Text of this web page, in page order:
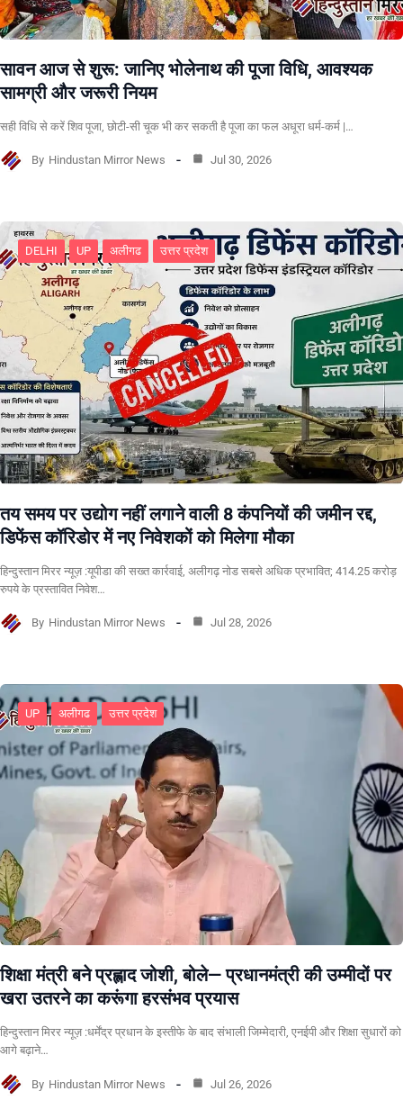
सावन आज से शुरू: जानिए भोलेनाथ की पूजा विधि, आवश्यक
सामग्री और जरूरी नियम
सही विधि से करें शिव पूजा, छोटी-सी चूक भी कर सकती है पूजा का फल अधूरा धर्म-कर्म |…
By Hindustan Mirror News Jul 30, 2026
DELHI UP अलीगढ उत्तर प्रदेश
तय समय पर उद्योग नहीं लगाने वाली 8 कंपनियों की जमीन रद्द,
डिफेंस कॉरिडोर में नए निवेशकों को मिलेगा मौका
हिन्दुस्तान मिरर न्यूज़ :यूपीडा की सख्त कार्रवाई, अलीगढ़ नोड सबसे अधिक प्रभावित; 414.25 करोड़
रुपये के प्रस्तावित निवेश…
By Hindustan Mirror News Jul 28, 2026
UP अलीगढ उत्तर प्रदेश
शिक्षा मंत्री बने प्रह्लाद जोशी, बोले— प्रधानमंत्री की उम्मीदों पर
खरा उतरने का करूंगा हरसंभव प्रयास
हिन्दुस्तान मिरर न्यूज़ :धर्मेंद्र प्रधान के इस्तीफे के बाद संभाली जिम्मेदारी, एनईपी और शिक्षा सुधारों को
आगे बढ़ाने…
By Hindustan Mirror News Jul 26, 2026